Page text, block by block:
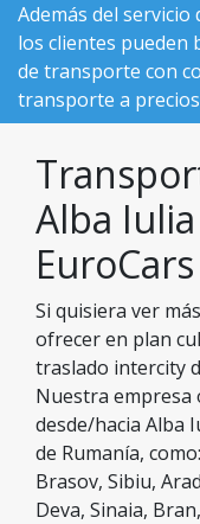
Además del servicio
los clientes pueden
de transporte con
transporte a
Alba
EuroCars
Si quisiera ver
ofrecer en plan
traslado intercity
Nuestra
desde/hacia Alba
de Rumanía,
Brasov, Sibiu,
Deva, Sinaia,